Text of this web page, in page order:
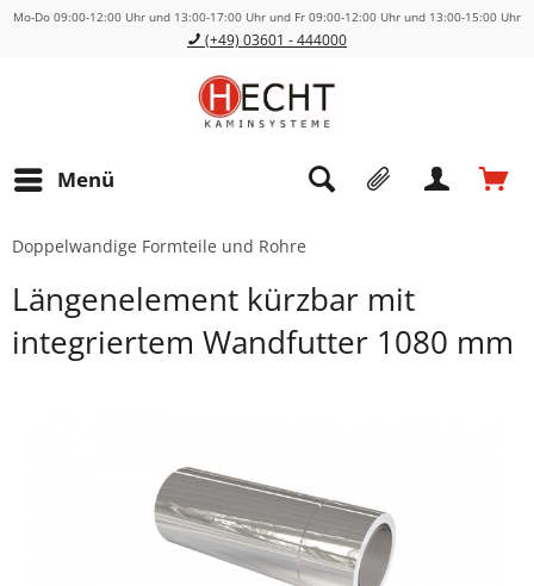
Mo-Do 09:00-12:00 Uhr und 13:00-17:00 Uhr und Fr 09:00-12:00 Uhr und 13:00-15:00 Uhr
(+49) 03601 - 444000
Menü
Doppelwandige Formteile und Rohre
Längenelement kürzbar mit
integriertem Wandfutter 1080 mm